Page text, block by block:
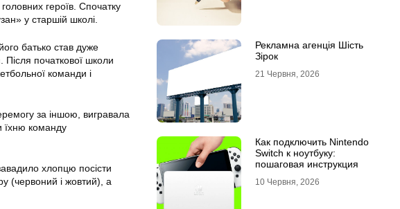
героїв. Спочатку
у старшій школі.
батько став дуже
Після початкової школи
команди і
за іншою, вигравала
їхню команду
хлопцю посісти
(червоний і жовтий), а
Рекламна агенція Шість
Зірок
21 Червня, 2026
Как подключить Nintendo
Switch к ноутбуку:
пошаговая инструкция
10 Червня, 2026